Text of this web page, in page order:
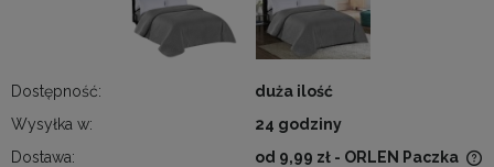
Dostępność:
duża ilość
Wysyłka w:
24 godziny
Dostawa:
od 9,99 zł - ORLEN Paczka